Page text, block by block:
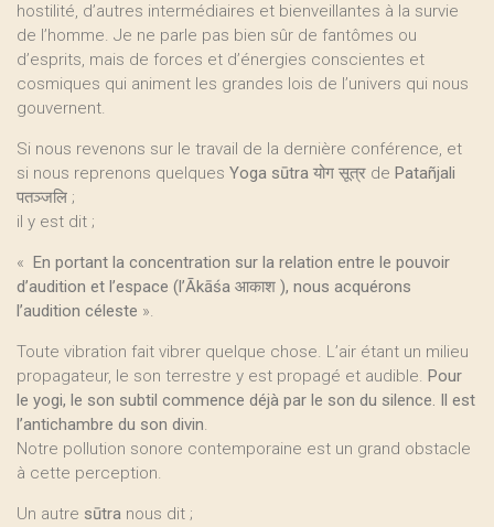
hostilité, d’autres intermédiaires et bienveillantes à la survie
de l’homme. Je ne parle pas bien sûr de fantômes ou
d’esprits, mais de forces et d’énergies conscientes et
cosmiques qui animent les grandes lois de l’univers qui nous
gouvernent.
Si nous revenons sur le travail de la dernière conférence, et
si nous reprenons quelques Yoga sūtra योग सूत्र de Patañjali
पतञ्जलि ;
il y est dit ;
« En portant la concentration sur la relation entre le pouvoir
d’audition et l’espace (l’Ākāśa आकाश ), nous acquérons
l’audition céleste ».
Toute vibration fait vibrer quelque chose. L’air étant un milieu
propagateur, le son terrestre y est propagé et audible. Pour
le yogi, le son subtil commence déjà par le son du silence. Il est
l’antichambre du son divin.
Notre pollution sonore contemporaine est un grand obstacle
à cette perception.
Un autre sūtra nous dit ;